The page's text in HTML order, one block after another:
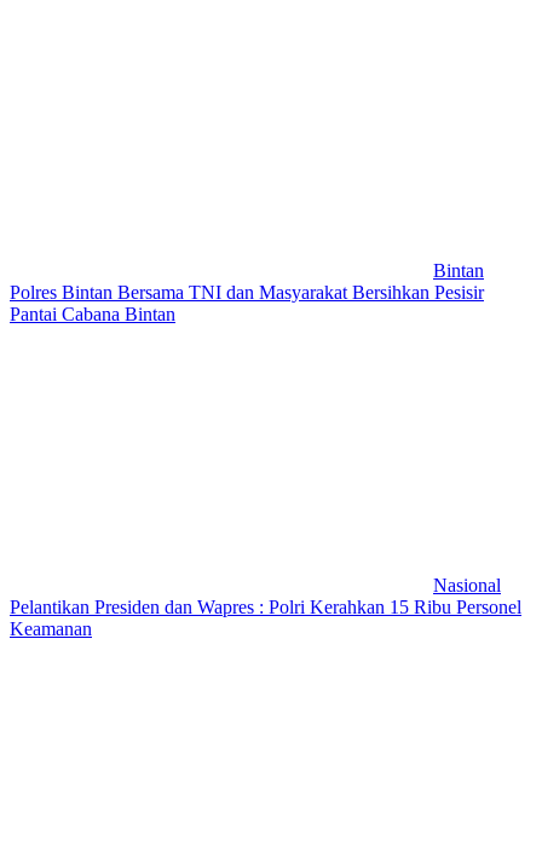
Bintan
Polres Bintan Bersama TNI dan Masyarakat Bersihkan Pesisir
Pantai Cabana Bintan
Nasional
Pelantikan Presiden dan Wapres : Polri Kerahkan 15 Ribu Personel
Keamanan